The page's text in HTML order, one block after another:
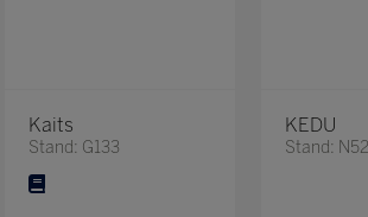
Kaits
Stand: G133
KEDU
Stand: N52